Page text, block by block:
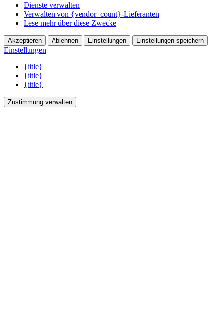
Dienste verwalten
Verwalten von {vendor_count}-Lieferanten
Lese mehr über diese Zwecke
Akzeptieren Ablehnen Einstellungen Einstellungen speichern
Einstellungen
{title}
{title}
{title}
Zustimmung verwalten